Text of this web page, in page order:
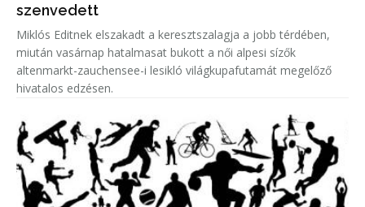
szenvedett
Miklós Editnek elszakadt a keresztszalagja a jobb térdében,
miután vasárnap hatalmasat bukott a női alpesi sízők
altenmarkt-zauchensee-i lesikló világkupafutamát megelőző
hivatalos edzésen.